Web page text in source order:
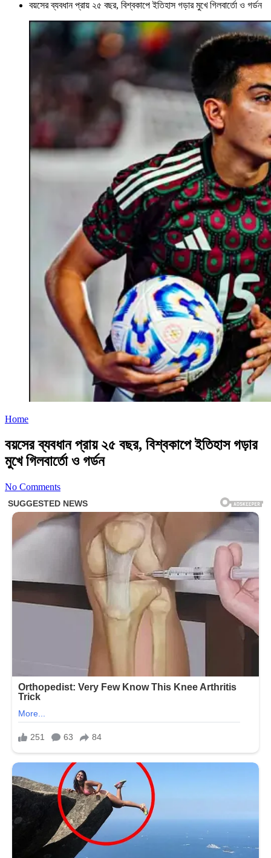
বয়সের ব্যবধান প্রায় ২৫ বছর, বিশ্বকাপে ইতিহাস গড়ার মুখে গিলবার্তো ও গর্ডন
Home
বয়সের ব্যবধান প্রায় ২৫ বছর, বিশ্বকাপে ইতিহাস গড়ার
মুখে গিলবার্তো ও গর্ডন
No Comments